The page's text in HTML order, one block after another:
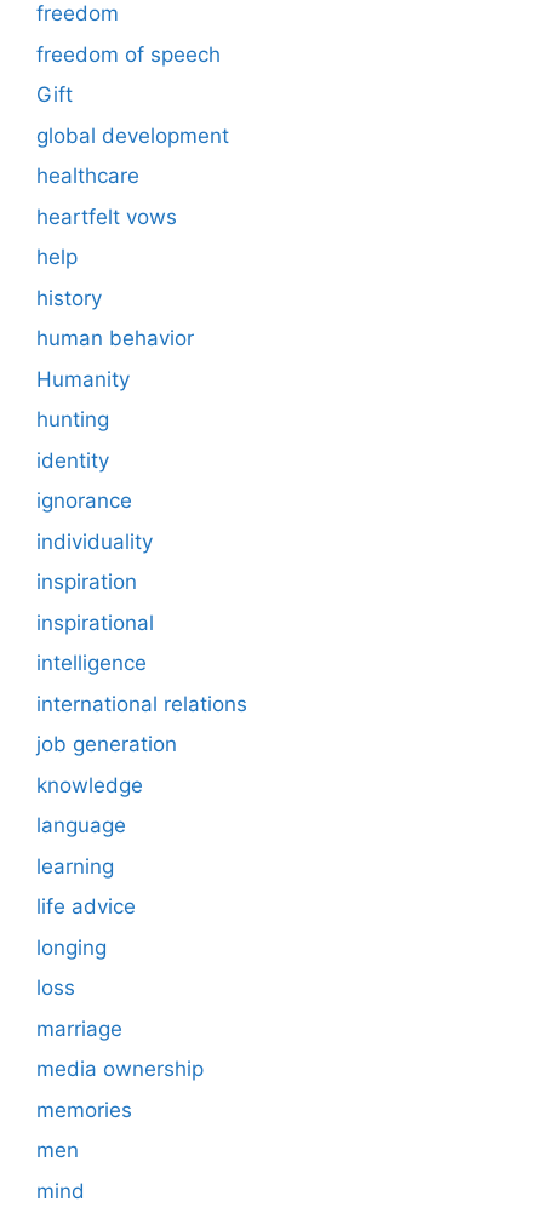
freedom
freedom of speech
Gift
global development
healthcare
heartfelt vows
help
history
human behavior
Humanity
hunting
identity
ignorance
individuality
inspiration
inspirational
intelligence
international relations
job generation
knowledge
language
learning
life advice
longing
loss
marriage
media ownership
memories
men
mind